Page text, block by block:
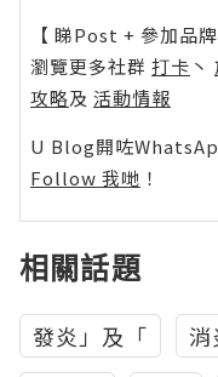
【 睇Post + 參加品牌
瀏覽更多社群 打卡 丶
攻略及 活動情報
U Blog開咗
Follow 我哋 ！
相關話題
發炎」及「 消